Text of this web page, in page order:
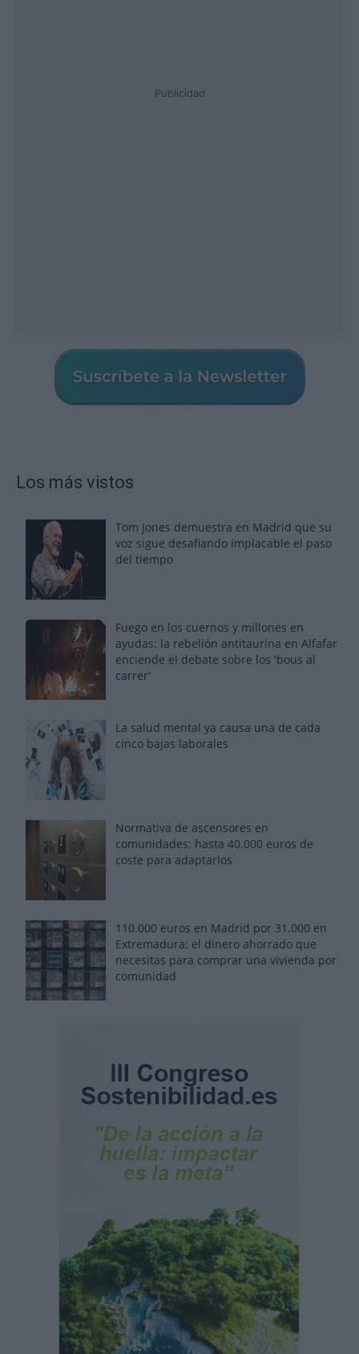
Publicidad
Los más vistos
Tom Jones demuestra en Madrid que su
voz sigue desafiando implacable el paso
del tiempo
Fuego en los cuernos y millones en
ayudas: la rebelión antitaurina en Alfafar
enciende el debate sobre los 'bous al
carrer'
La salud mental ya causa una de cada
cinco bajas laborales
Normativa de ascensores en
comunidades: hasta 40.000 euros de
coste para adaptarlos
110.000 euros en Madrid por 31.000 en
Extremadura: el dinero ahorrado que
necesitas para comprar una vivienda por
comunidad